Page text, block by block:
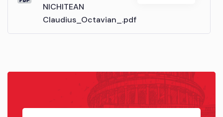
NICHITEAN
Claudius_Octavian_.pdf